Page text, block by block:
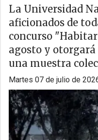
La Universidad
aficionados de
concurso
agosto y otorgará
una muestra
martes 07 de julio de